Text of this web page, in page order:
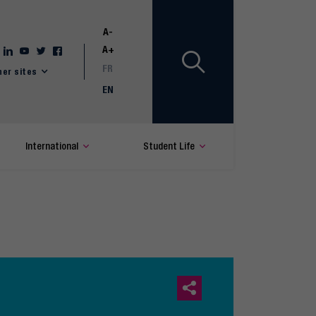
sites
A-
A+
FR
EN
International Student Life